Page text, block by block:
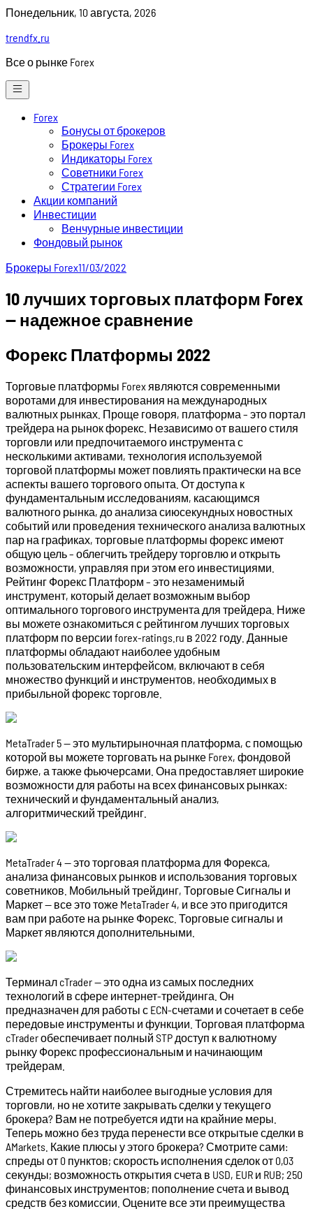
Skip
content
Понедельник, 10 августа, 2026
trendfx.ru
Все о рынке Forex
Forex
Бонусы от брокеров
Брокеры Forex
Индикаторы Forex
Советники Forex
Стратегии Forex
Акции компаний
Инвестиции
Венчурные инвестиции
Фондовый рынок
Брокеры Forex11/03/2022
10 лучших торговых платформ Forex
— надежное сравнение
Форекс Платформы 2022
Торговые платформы Forex являются современными
воротами для инвестирования на международных
валютных рынках. Проще говоря, платформа – это портал
трейдера на рынок форекс. Независимо от вашего стиля
торговли или предпочитаемого инструмента с
несколькими активами, технология используемой
торговой платформы может повлиять практически на все
аспекты вашего торгового опыта. От доступа к
фундаментальным исследованиям, касающимся
валютного рынка, до анализа сиюсекундных новостных
событий или проведения технического анализа валютных
пар на графиках, торговые платформы форекс имеют
общую цель – облегчить трейдеру торговлю и открыть
возможности, управляя при этом его инвестициями.
Рейтинг Форекс Платформ – это незаменимый
инструмент, который делает возможным выбор
оптимального торгового инструмента для трейдера. Ниже
вы можете ознакомиться с рейтингом лучших торговых
платформ по версии forex-ratings.ru в 2022 году. Данные
платформы обладают наиболее удобным
пользовательским интерфейсом, включают в себя
множество функций и инструментов, необходимых в
прибыльной форекс торговле.
MetaTrader 5 — это мультирыночная платформа, с помощью
которой вы можете торговать на рынке Forex, фондовой
бирже, а также фьючерсами. Она предоставляет широкие
возможности для работы на всех финансовых рынках:
технический и фундаментальный анализ,
алгоритмический трейдинг.
MetaTrader 4 — это торговая платформа для Форекса,
анализа финансовых рынков и использования торговых
советников. Мобильный трейдинг, Торговые Сигналы и
Маркет — все это тоже MetaTrader 4, и все это пригодится
вам при работе на рынке Форекс. Торговые сигналы и
Маркет являются дополнительными.
Терминал cTrader — это одна из самых последних
технологий в сфере интернет-трейдинга. Он
предназначен для работы с ECN-счетами и сочетает в себе
передовые инструменты и функции. Торговая платформа
cTrader обеспечивает полный STP доступ к валютному
рынку Форекс профессиональным и начинающим
трейдерам.
Стремитесь найти наиболее выгодные условия для
торговли, но не хотите закрывать сделки у текущего
брокера? Вам не потребуется идти на крайние меры.
Теперь можно без труда перенести все открытые сделки в
AMarkets. Какие плюсы у этого брокера? Смотрите сами:
спреды от 0 пунктов; скорость исполнения сделок от 0,03
секунды; возможность открытия счета в USD, EUR и RUB; 250
финансовых инструментов; пополнение счета и вывод
средств без комиссии. Оцените все эти преимущества